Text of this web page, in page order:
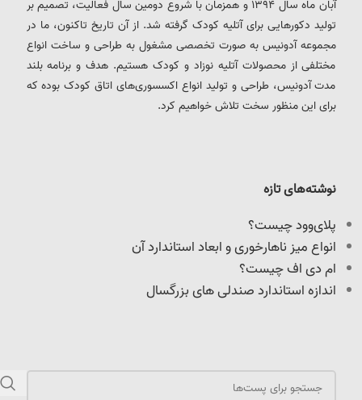
نوشته‌های تازه
پلای‌وود چیست؟
انواع میز ناهارخوری و ابعاد استاندارد آن
ام دی اف چیست؟
اندازه استاندارد صندلی های بزرگسال
آبان ماه سال 1394 و همزمان با شروع دومین سال فعالیت، تصمیم بر
تولید دکورهایی برای آتلیه کودک گرفته شد. از آن تاریخ تاکنون، ما در
مجموعه آدونیس به صورت تخصصی مشغول به طراحی و ساخت انواع
مختلفی از محصولات آتلیه نوزاد و کودک هستیم. هدف و برنامه بلند
مدت آدونیس، طراحی و تولید انواع اکسسوری‌های اتاق کودک بوده که
برای این منظور سخت تلاش خواهیم کرد.